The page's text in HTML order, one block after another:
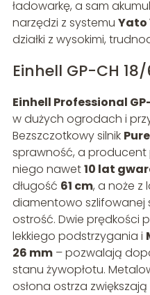
ładowarkę, a sam
narzędzi z systemu Yato
działki z wysokimi,
Einhell GP-CH 18/
Einhell Professional GP-
w dużych ogrodach i
Bezszczotkowy silnik
sprawność, a producent
niego nawet10 lat
długość 61 cm, a noże z
diamentowo szlifowanej
ostrość. Dwie prędkości
lekkiego podstrzygania i
26 mm– pozwalają
stanu żywopłotu.
osłona ostrza